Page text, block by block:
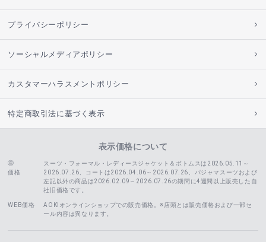
プライバシーポリシー
ソーシャルメディアポリシー
カスタマーハラスメントポリシー
特定商取引法に基づく表示
表示価格について
価格
スーツ・フォーマル・レディースジャケット＆ボトムスは2026.05.11～
2026.07.26、コートは2026.04.06～2026.07.26、
パジャマスーツおよび
左記以外の商品は2026.02.09～2026.07.26の期間に4週間以上販売した自
社旧価格です。
WEB価格
AOKIオンラインショップでの販売価格。※店頭とは販売価格および一部セ
ール内容は異なります。